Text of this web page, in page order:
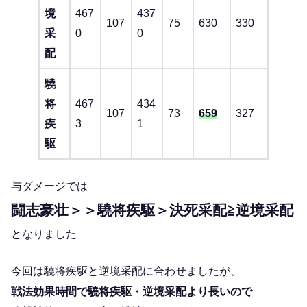
境
采
配
467
0
107
437
0
75 630 330
驍
将
疾
駆
467
3
107
434
1
73 659 327
与ダメージでは
闘志豪壮＞＞驍将疾駆＞決死采配≧逆境采配
となりました
今回は驍将疾駆と逆境采配に合わせましたが、
戦法効果時間で驍将疾駆・逆境采配より長いので